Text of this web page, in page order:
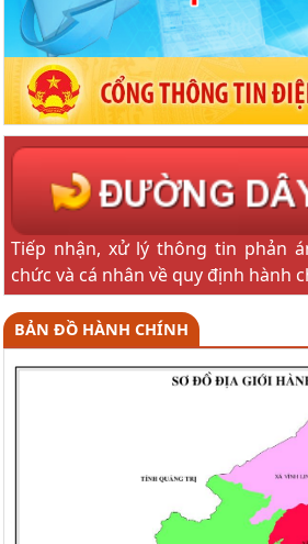
Tiếp nhận, xử lý thông tin phản
chức và cá nhân về quy định hành
BẢN ĐỒ HÀNH CHÍNH